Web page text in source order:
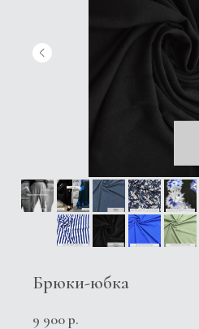
Брюки-юбка
9 900р.